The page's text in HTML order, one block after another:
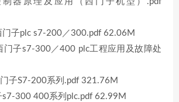
门子plc s7-200／300.pdf 62.06M
门子s7-300／400 plc工程应用及故障处
子S7-200系列.pdf 321.76M
s7-300 400系列plc.pdf 62.99M